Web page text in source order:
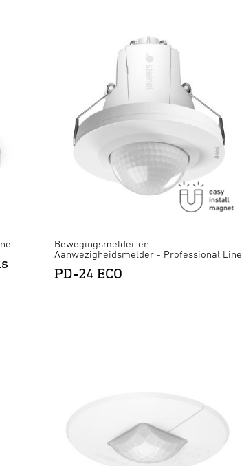
Bewegingsmelder en
Aanwezigheidsmelder - Professional Line
PD-24 ECO